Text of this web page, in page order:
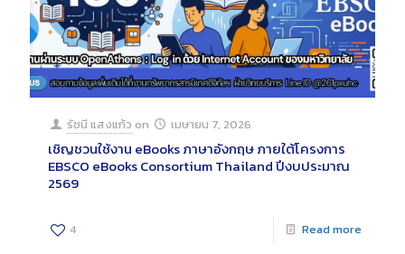
รัชนี แสงแก้ว on เมษายน 7, 2026
เชิญชวนใช้งาน eBooks ภาษาอังกฤษ ภายใต้โครงการ
EBSCO eBooks Consortium Thailand ปีงบประมาณ
2569
4 Read more